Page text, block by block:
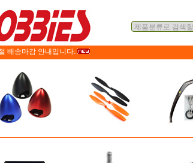
배송마감 안내입니다.